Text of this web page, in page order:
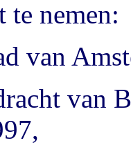
te nemen:
van
van